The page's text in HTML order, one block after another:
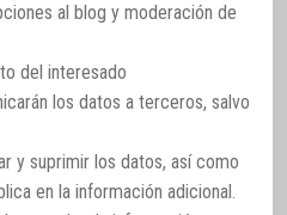
al blog y moderación de
del interesado
los datos a terceros, salvo
y suprimir los datos, así como
en la información adicional.